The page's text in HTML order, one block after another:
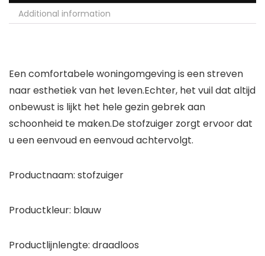
Additional information
Een comfortabele woningomgeving is een streven
naar esthetiek van het leven.Echter, het vuil dat altijd
onbewust is lijkt het hele gezin gebrek aan
schoonheid te maken.De stofzuiger zorgt ervoor dat
u een eenvoud en eenvoud achtervolgt.
Productnaam: stofzuiger
Productkleur: blauw
Productlijnlengte: draadloos